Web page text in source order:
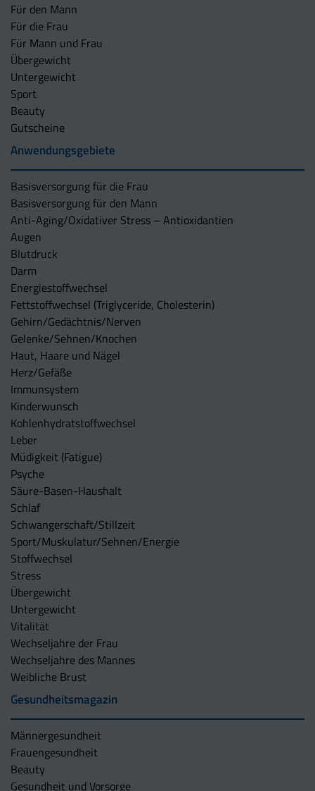
Für den Mann
Für die Frau
Für Mann und Frau
Übergewicht
Untergewicht
Sport
Beauty
Gutscheine
Anwendungsgebiete
Basisversorgung für die Frau
Basisversorgung für den Mann
Anti-Aging/Oxidativer Stress – Antioxidantien
Augen
Blutdruck
Darm
Energiestoffwechsel
Fettstoffwechsel (Triglyceride, Cholesterin)
Gehirn/Gedächtnis/Nerven
Gelenke/Sehnen/Knochen
Haut, Haare und Nägel
Herz/Gefäße
Immunsystem
Kinderwunsch
Kohlenhydratstoffwechsel
Leber
Müdigkeit (Fatigue)
Psyche
Säure-Basen-Haushalt
Schlaf
Schwangerschaft/Stillzeit
Sport/Muskulatur/Sehnen/Energie
Stoffwechsel
Stress
Übergewicht
Untergewicht
Vitalität
Wechseljahre der Frau
Wechseljahre des Mannes
Weibliche Brust
Gesundheitsmagazin
Männergesundheit
Frauengesundheit
Beauty
Gesundheit und Vorsorge